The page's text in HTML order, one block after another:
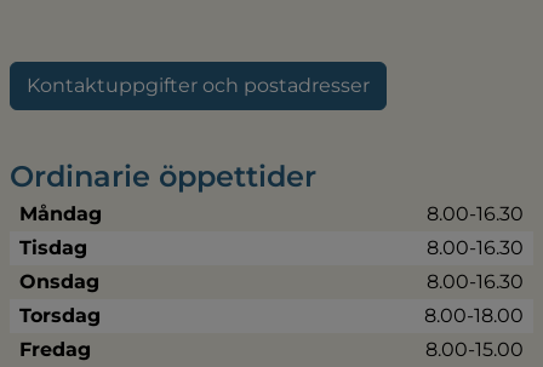
Kontaktuppgifter och postadresser
Ordinarie öppettider
Måndag
8.00-16.30
Tisdag
8.00-16.30
Onsdag
8.00-16.30
Torsdag
8.00-18.00
Fredag
8.00-15.00